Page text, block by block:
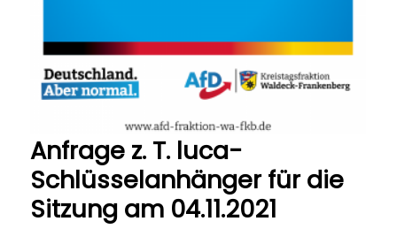
Anfrage z. T. luca-
Schlüsselanhänger für die
Sitzung am 04.11.2021